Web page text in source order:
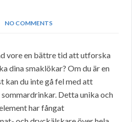
NO COMMENTS
vore en bättre tid att utforska
dina smaklökar? Om du är en
kan du inte gå fel med att
sommardrinkar. Detta unika och
har fångat